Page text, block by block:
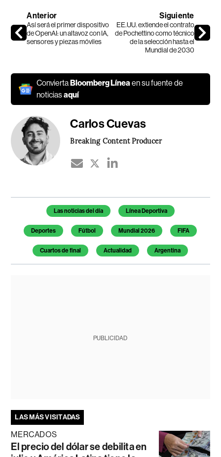
Anterior
Así será el primer dispositivo
de OpenAI: un altavoz con IA,
sensores y piezas móviles
Siguiente
EE.UU. extiende el contrato
de Pochettino como técnico
de la selección hasta el
Mundial de 2030
ConviertaBloomberg Líneaen su fuente de
noticiasaquí
Carlos Cuevas
Breaking Content Producer
Temas de este artículo
Las noticias del día Línea Deportiva
Deportes Fútbol Mundial 2026 FIFA
Cuartos de final Actualidad Argentina
PUBLICIDAD
LAS MÁS VISITADAS
MERCADOS
El precio del dólar se debilita en